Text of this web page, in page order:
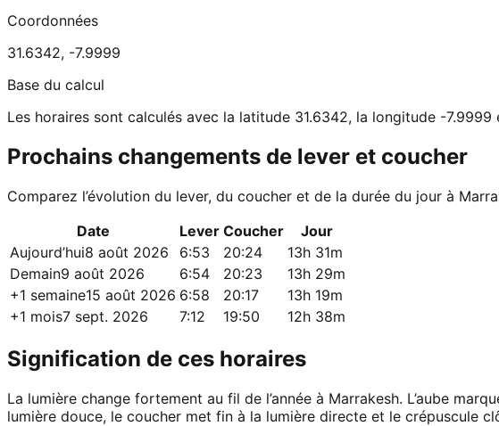
Coordonnées
31.6342, -7.9999
Base du calcul
Les horaires sont calculés avec la latitude 31.6342, la longitude -
Prochains changements de lever et coucher
Comparez l’évolution du lever, du coucher et de la durée du jour à
Date
Lever Coucher
Jour
Aujourd’hui8 août 2026 6:53 20:24
13h 31m
Demain9 août 2026 6:54 20:23
13h 29m
+1 semaine15 août 2026 6:58 20:17
13h 19m
+1 mois7 sept. 2026 7:12 19:50 12h 38m
Signification de ces horaires
La lumière change fortement au fil de l’année à Marrakesh. L’aube
lumière douce, le coucher met fin à la lumière directe et le crépuscule